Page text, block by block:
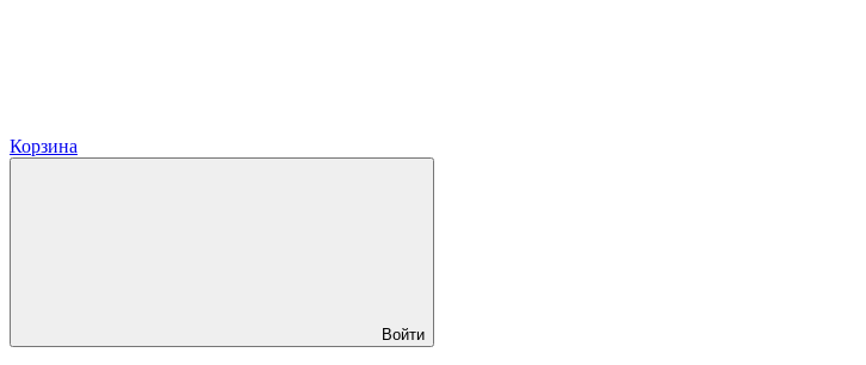
Корзина
Войти